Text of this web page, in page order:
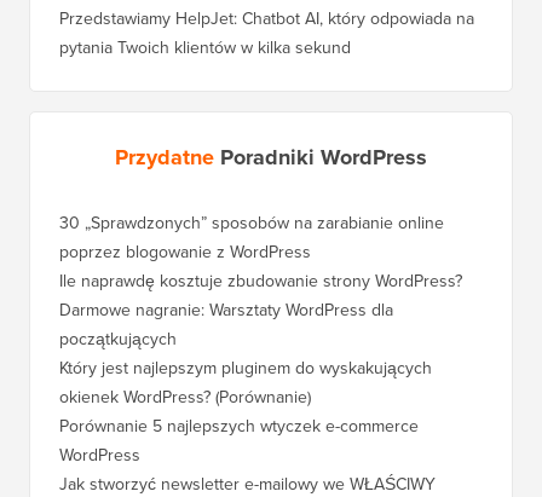
Przedstawiamy HelpJet: Chatbot AI, który odpowiada na
pytania Twoich klientów w kilka sekund
Przydatne Poradniki WordPress
30 „Sprawdzonych” sposobów na zarabianie online
poprzez blogowanie z WordPress
Ile naprawdę kosztuje zbudowanie strony WordPress?
Darmowe nagranie: Warsztaty WordPress dla
początkujących
Który jest najlepszym pluginem do wyskakujących
okienek WordPress? (Porównanie)
Porównanie 5 najlepszych wtyczek e-commerce
WordPress
Jak stworzyć newsletter e-mailowy we WŁAŚCIWY